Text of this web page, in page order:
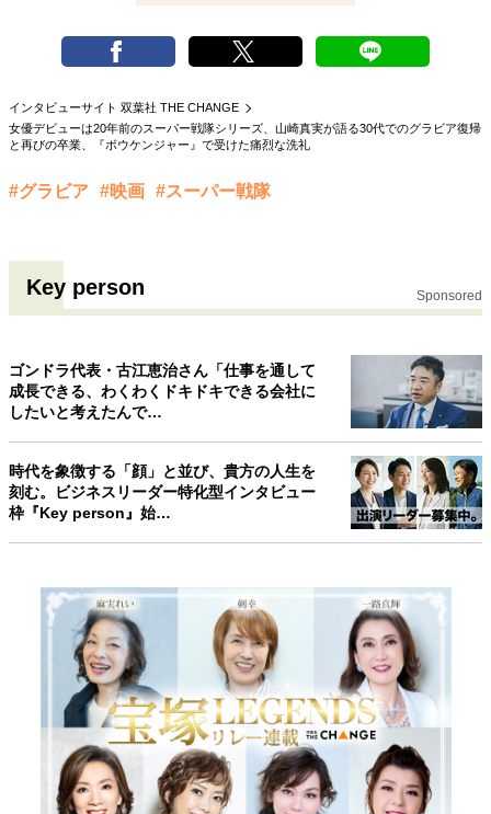
インタビューサイト 双葉社 THE CHANGE
女優デビューは20年前のスーパー戦隊シリーズ、山崎真実が語る30代でのグラビア復帰
と再びの卒業、『ボウケンジャー』で受けた痛烈な洗礼
#グラビア #映画 #スーパー戦隊
Key person Sponsored
ゴンドラ代表・古江恵治さん「仕事を通して
成長できる、わくわくドキドキできる会社に
したいと考えたんで…
時代を象徴する「顔」と並び、貴方の人生を
刻む。ビジネスリーダー特化型インタビュー
枠『Key person』始…